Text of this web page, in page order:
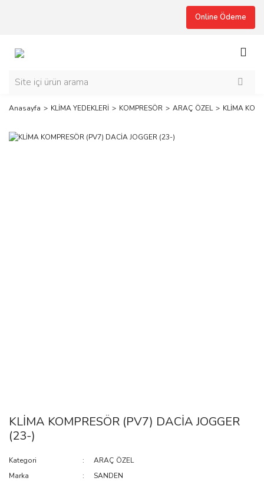
Online Ödeme
Anasayfa KLİMA YEDEKLERİ KOMPRESÖR ARAÇ ÖZEL KLİMA
KLİMA KOMPRESÖR (PV7) DACİA JOGGER
(23-)
Kategori
ARAÇ ÖZEL
Marka
SANDEN